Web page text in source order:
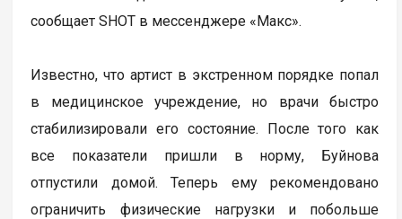
сообщает SHOT в мессенджере «Макс».
Известно, что артист в экстренном порядке попал
в медицинское учреждение, но врачи быстро
стабилизировали его состояние. После того как
все показатели пришли в норму, Буйнова
отпустили домой. Теперь ему рекомендовано
ограничить физические нагрузки и побольше